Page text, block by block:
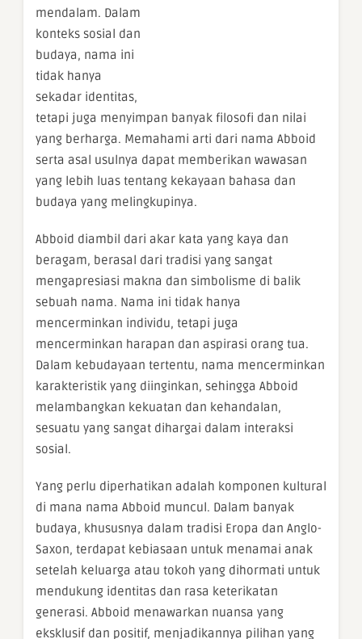
mendalam. Dalam
konteks sosial dan
budaya, nama ini
tidak hanya
sekadar identitas,
tetapi juga menyimpan banyak filosofi dan nilai
yang berharga. Memahami arti dari nama Abboid
serta asal usulnya dapat memberikan wawasan
yang lebih luas tentang kekayaan bahasa dan
budaya yang melingkupinya.
Abboid diambil dari akar kata yang kaya dan
beragam, berasal dari tradisi yang sangat
mengapresiasi makna dan simbolisme di balik
sebuah nama. Nama ini tidak hanya
mencerminkan individu, tetapi juga
mencerminkan harapan dan aspirasi orang tua.
Dalam kebudayaan tertentu, nama mencerminkan
karakteristik yang diinginkan, sehingga Abboid
melambangkan kekuatan dan kehandalan,
sesuatu yang sangat dihargai dalam interaksi
sosial.
Yang perlu diperhatikan adalah komponen kultural
di mana nama Abboid muncul. Dalam banyak
budaya, khususnya dalam tradisi Eropa dan Anglo-
Saxon, terdapat kebiasaan untuk menamai anak
setelah keluarga atau tokoh yang dihormati untuk
mendukung identitas dan rasa keterikatan
generasi. Abboid menawarkan nuansa yang
eksklusif dan positif, menjadikannya pilihan yang